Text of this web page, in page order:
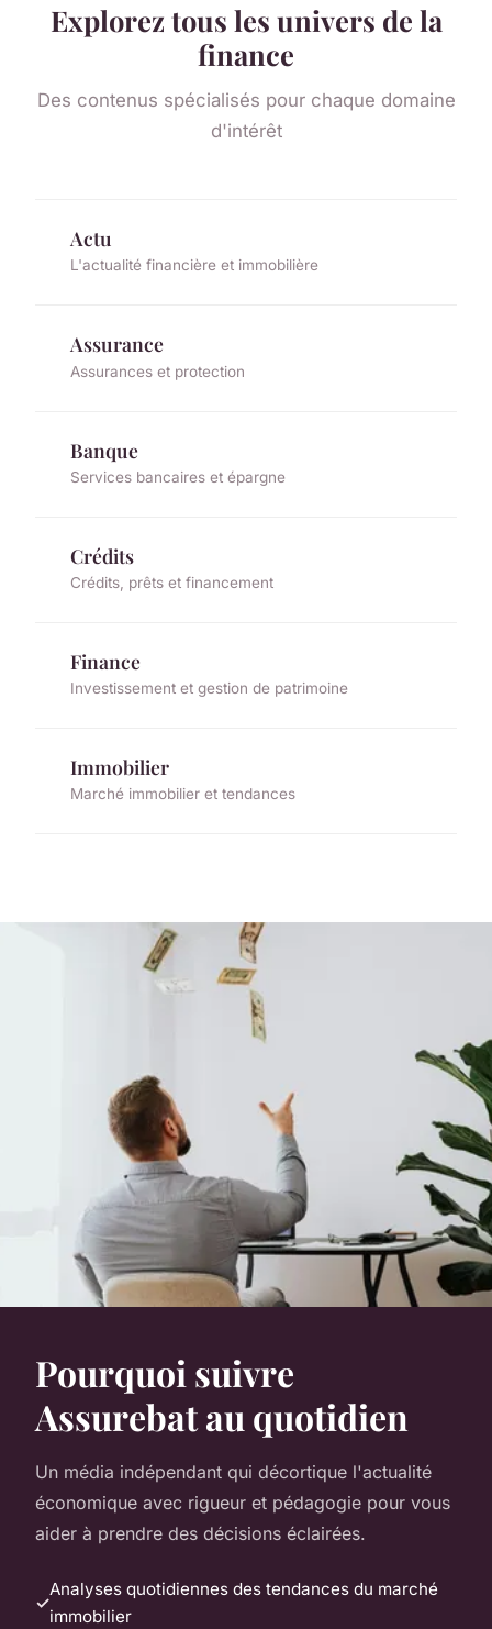
Explorez tous les univers de la
finance
Des contenus spécialisés pour chaque domaine
d'intérêt
Actu
L'actualité financière et immobilière
Assurance
Assurances et protection
Banque
Services bancaires et épargne
Crédits
Crédits, prêts et financement
Finance
Investissement et gestion de patrimoine
Immobilier
Marché immobilier et tendances
Pourquoi suivre
Assurebat au quotidien
Un média indépendant qui décortique l'actualité
économique avec rigueur et pédagogie pour vous
aider à prendre des décisions éclairées.
Analyses quotidiennes des tendances du marché
immobilier